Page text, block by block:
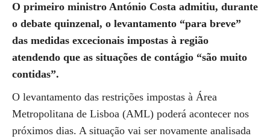
O primeiro ministro António Costa admitiu, durante
o debate quinzenal, o levantamento “para breve”
das medidas excecionais impostas à região
atendendo que as situações de contágio “são muito
contidas”.
O levantamento das restrições impostas à Área
Metropolitana de Lisboa (AML) poderá acontecer nos
próximos dias. A situação vai ser novamente analisada